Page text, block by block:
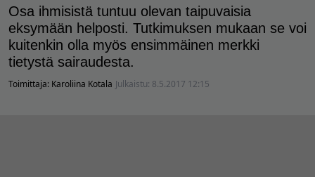
Osa ihmisistä tuntuu olevan taipuvaisia
eksymään helposti. Tutkimuksen mukaan se voi
kuitenkin olla myös ensimmäinen merkki
tietystä sairaudesta.
Toimittaja: Karoliina Kotala Julkaistu: 8.5.2017 12:15